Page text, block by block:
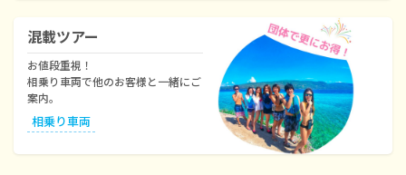
混載ツアー
お値段重視！
相乗り車両で他のお客様と一緒にご
案内。
相乗り車両